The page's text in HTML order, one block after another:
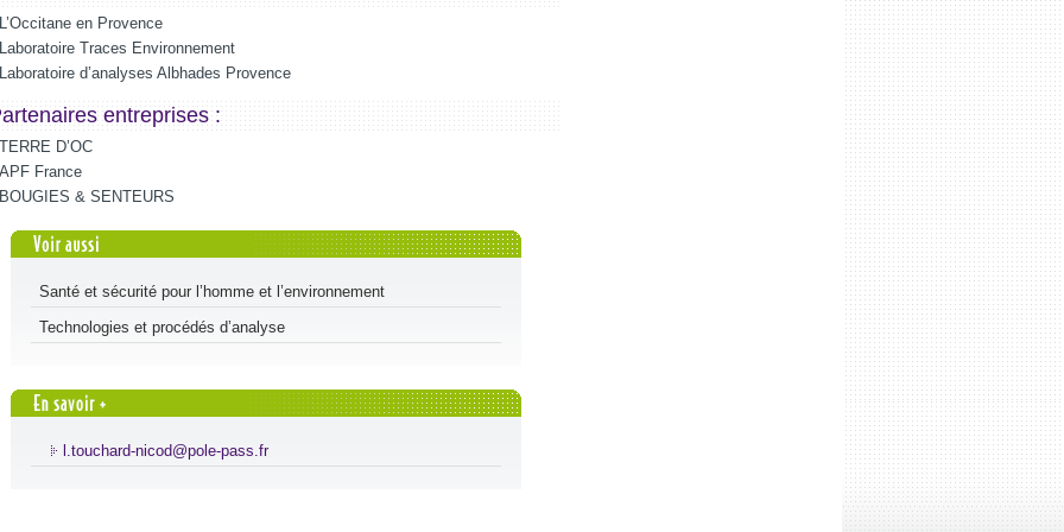
L’Occitane en Provence
Laboratoire Traces Environnement
Laboratoire d’analyses Albhades Provence
entreprises :
TERRE D’OC
APF France
BOUGIES & SENTEURS
Santé et sécurité pour l’homme et l’environnement
Technologies et procédés d’analyse
l.touchard-nicod@pole-pass.fr